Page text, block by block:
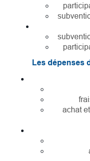
Les dépenses
achat